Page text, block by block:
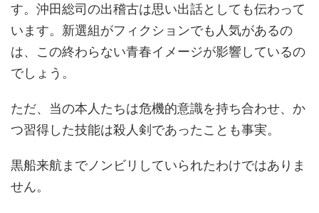
す。沖田総司の出稽古は思い出話としても伝わって
います。新選組がフィクションでも人気があるの
は、この終わらない青春イメージが影響しているの
でしょう。
ただ、当の本人たちは危機的意識を持ち合わせ、か
つ習得した技能は殺人剣であったことも事実。
黒船来航までノンビリしていられたわけではありま
せん。